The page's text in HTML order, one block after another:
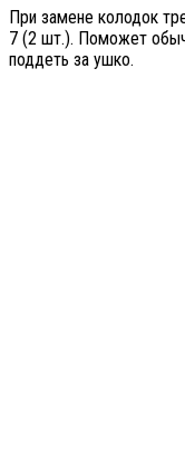
При замене колодок
7 (2 шт.). Поможет
поддеть за ушко.